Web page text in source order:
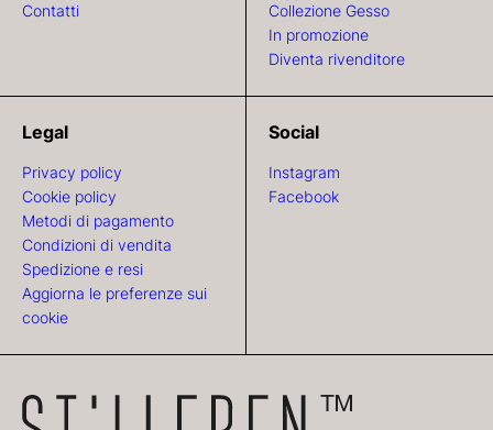
Contatti
Collezione Gesso
In promozione
Diventa rivenditore
Legal
Privacy policy
Cookie policy
Metodi di pagamento
Condizioni di vendita
Spedizione e resi
Aggiorna le preferenze sui
cookie
Social
Instagram
Facebook